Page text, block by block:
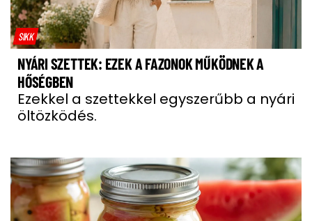
SIKK
NYÁRI SZETTEK: EZEK A FAZONOK MŰKÖDNEK A
HŐSÉGBEN
Ezekkel a szettekkel egyszerűbb a nyári
öltözködés.